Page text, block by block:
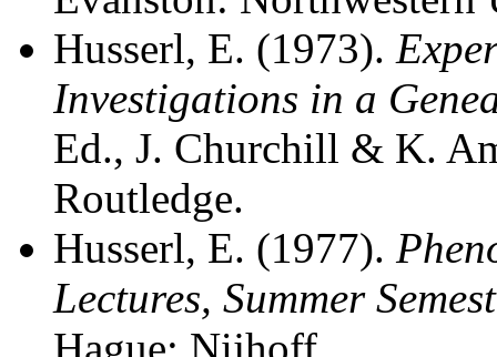
Husserl, E. (1973).
Investigations in a
Ed., J. Churchill & K.
Routledge.
Husserl, E. (1977).
Lectures, Summer